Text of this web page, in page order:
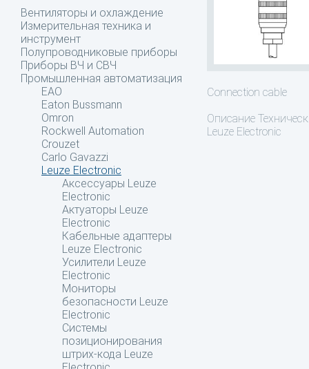
Вентиляторы и охлаждение
Измерительная техника и
инструмент
Полупроводниковые приборы
Приборы ВЧ и СВЧ
Промышленная автоматизация
EAO
Eaton Bussmann
Omron
Rockwell Automation
Crouzet
Carlo Gavazzi
Leuze Electronic
Аксессуары Leuze
Electronic
Актуаторы Leuze
Electronic
Кабельные адаптеры
Leuze Electronic
Усилители Leuze
Electronic
Мониторы
безопасности Leuze
Electronic
Системы
позиционирования
штрих-кода Leuze
Connection cable
Описание
Leuze Electronic